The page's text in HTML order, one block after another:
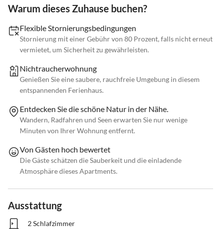
Warum dieses Zuhause buchen?
Flexible Stornierungsbedingungen
Stornierung mit einer Gebühr von 80 Prozent, falls nicht erneut
vermietet, um Sicherheit zu gewährleisten.
Nichtraucherwohnung
Genießen Sie eine saubere, rauchfreie Umgebung in diesem
entspannenden Ferienhaus.
Entdecken Sie die schöne Natur in der Nähe.
Wandern, Radfahren und Seen erwarten Sie nur wenige
Minuten von Ihrer Wohnung entfernt.
Von Gästen hoch bewertet
Die Gäste schätzen die Sauberkeit und die einladende
Atmosphäre dieses Apartments.
Ausstattung
2 Schlafzimmer